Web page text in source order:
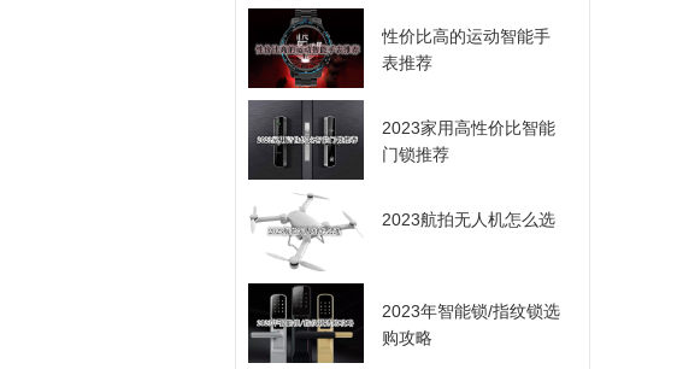
性价比高的运动智能手
表推荐
2023家用高性价比智能
门锁推荐
2023航拍无人机怎么选
2023年智能锁/指纹锁选
购攻略